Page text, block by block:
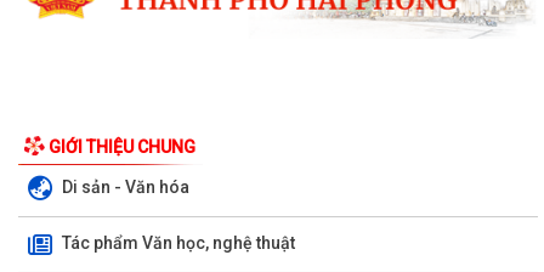
GIỚI THIỆU CHUNG
Di sản - Văn hóa
Tác phẩm Văn học, nghệ thuật